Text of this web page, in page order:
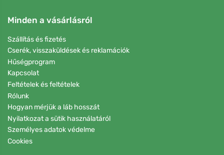
Minden a vásárlásról
Szállítás és fizetés
Cserék, visszaküldések és reklamációk
Hűségprogram
Kapcsolat
Feltételek és feltételek
Rólunk
Hogyan mérjük a láb hosszát
Nyilatkozat a sütik használatáról
Személyes adatok védelme
Cookies